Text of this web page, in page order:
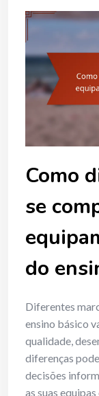
Como
se
do
Diferentes
ensino básico
qualidade,
diferenças
decisões
as suas equipas